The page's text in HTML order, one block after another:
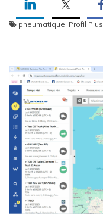
pneumatique, Profil Plus